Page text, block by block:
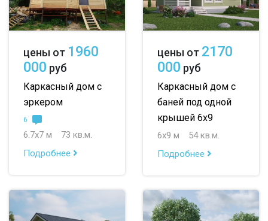
цены от 1960
000 руб
Каркасный дом с
эркером
6
6.7х7 м
73 кв.м.
Подробнее
цены от 2170
000 руб
Каркасный дом с
баней под одной
крышей 6х9
6х9 м
54 кв.м.
Подробнее